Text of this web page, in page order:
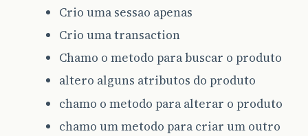
Crio uma sessao apenas
Crio uma transaction
Chamo o metodo para buscar o produto
altero alguns atributos do produto
chamo o metodo para alterar o produto
chamo um metodo para criar um outro